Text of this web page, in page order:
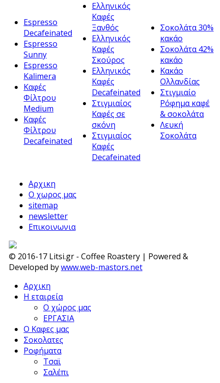
Espresso
Decafeinated
Espresso
Sunny
Espresso
Kalimera
Καφές
Φίλτρου
Medium
Καφές
Φίλτρου
Decafeinated
Ελληνικός
Καφές
Ξανθός
Ελληνικός
Καφές
Σκούρος
Ελληνικός
Καφές
Decafeinated
Στιγμιαίος
Καφές σε
σκόνη
Στιγμιαίος
Καφές
Decafeinated
Σοκολάτα 30%
κακάο
Σοκολάτα 42%
κακάο
Κακάο
Ολλανδίας
Στιγμιαίο
Ρόφημα καφέ
& σοκολάτα
Λευκή
Σοκολάτα
Αρχικη
Ο χωρος μας
sitemap
newsletter
Επικοινωνια
© 2016-17 Litsi.gr - Coffee Roastery | Powered &
Developed bywww.web-mastors.net
Αρχικη
Η εταιρεία
Ο χώρος μας
ΕΡΓΑΣΙΑ
Ο Καφες μας
Σοκολατες
Ροφήματα
Τσαϊ
Σαλέπι